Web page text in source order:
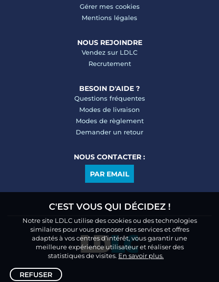
Gérer mes cookies
Mentions légales
NOUS REJOINDRE
Vendez sur LDLC
Recrutement
BESOIN D'AIDE ?
Questions fréquentes
Modes de livraison
Modes de règlement
Demander un retour
NOUS CONTACTER :
PAR EMAIL
C'EST VOUS QUI DÉCIDEZ !
Notre site LDLC utilise des cookies ou des technologies
similaires pour vous proposer des services et offres
adaptés à vos centres d’intérêt, vous garantir une
meilleure expérience utilisateur et réaliser des
statistiques de visites. En savoir plus.
REFUSER